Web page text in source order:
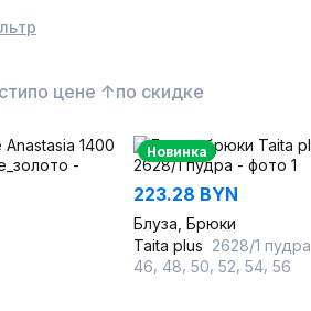
по цене ↑по скидке
Новинка
223.28 BYN
Блуза, Брюки
Taita plus 2628/1 пудра
46 48 50 52 54 56